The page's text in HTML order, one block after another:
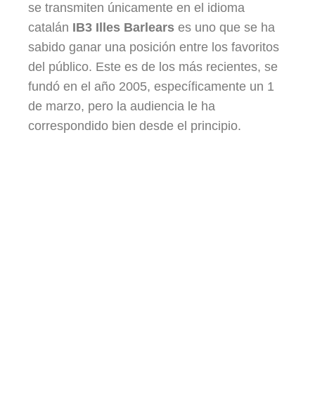
se transmiten únicamente en el idioma
catalán IB3 Illes Barlears es uno que se ha
sabido ganar una posición entre los favoritos
del público. Este es de los más recientes, se
fundó en el año 2005, específicamente un 1
de marzo, pero la audiencia le ha
correspondido bien desde el principio.